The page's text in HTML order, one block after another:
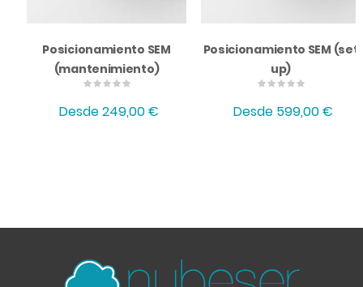
Posicionamiento SEM
(mantenimiento)
Desde249,00 €
Posicionamiento SEM (set
up)
Desde 599,00 €